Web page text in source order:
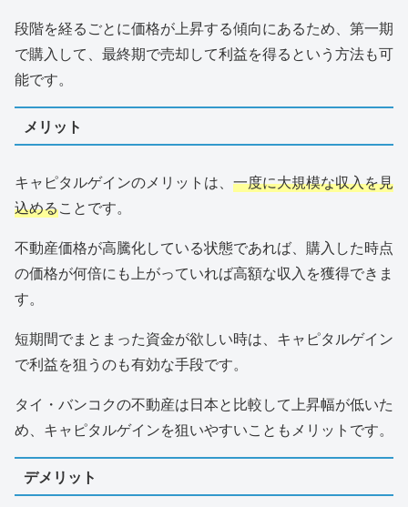
段階を経るごとに価格が上昇する傾向にあるため、第一期
で購入して、最終期で売却して利益を得るという方法も可
能です。
メリット
キャピタルゲインのメリットは、 一度に大規模な収入を見
込めることです。
不動産価格が高騰化している状態であれば、購入した時点
の価格が何倍にも上がっていれば高額な収入を獲得できま
す。
短期間でまとまった資金が欲しい時は、キャピタルゲイン
で利益を狙うのも有効な手段です。
タイ・バンコクの不動産は日本と比較して上昇幅が低いた
め、キャピタルゲインを狙いやすいこともメリットです。
デメリット